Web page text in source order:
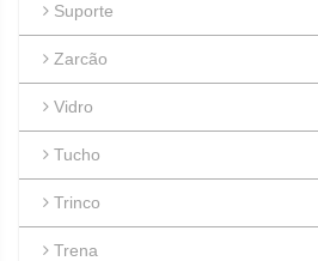
Suporte
Zarcão
Vidro
Tucho
Trinco
Trena